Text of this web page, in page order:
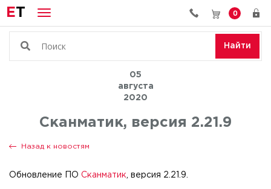
ET 0
Найти
05
августа
2020
Сканматик, версия 2.21.9
Назад к новостям
Обновление ПО Сканматик , версия 2.21.9.